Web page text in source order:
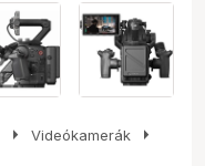
arrow_right Videókamerák arrow_right